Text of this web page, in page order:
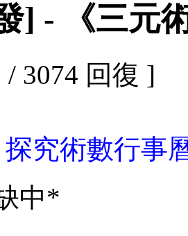
] - 《三元
/ 3074 回復 ]
探究術數行事
中*